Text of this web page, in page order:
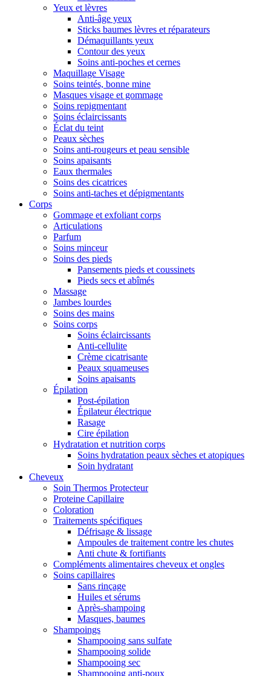
Yeux et lèvres
Anti-âge yeux
Sticks baumes lèvres et réparateurs
Démaquillants yeux
Contour des yeux
Soins anti-poches et cernes
Maquillage Visage
Soins teintés, bonne mine
Masques visage et gommage
Soins repigmentant
Soins éclaircissants
Éclat du teint
Peaux sèches
Soins anti-rougeurs et peau sensible
Soins apaisants
Eaux thermales
Soins des cicatrices
Soins anti-taches et dépigmentants
Corps
Gommage et exfoliant corps
Articulations
Parfum
Soins minceur
Soins des pieds
Pansements pieds et coussinets
Pieds secs et abîmés
Massage
Jambes lourdes
Soins des mains
Soins corps
Soins éclaircissants
Anti-cellulite
Crème cicatrisante
Peaux squameuses
Soins apaisants
Épilation
Post-épilation
Épilateur électrique
Rasage
Cire épilation
Hydratation et nutrition corps
Soins hydratation peaux sèches et atopiques
Soin hydratant
Cheveux
Soin Thermos Protecteur
Proteine Capillaire
Coloration
Traitements spécifiques
Défrisage & lissage
Ampoules de traitement contre les chutes
Anti chute & fortifiants
Compléments alimentaires cheveux et ongles
Soins capillaires
Sans rinçage
Huiles et sérums
Après-shampoing
Masques, baumes
Shampoings
Shampooing sans sulfate
Shampooing solide
Shampooing sec
Shampooing anti-poux